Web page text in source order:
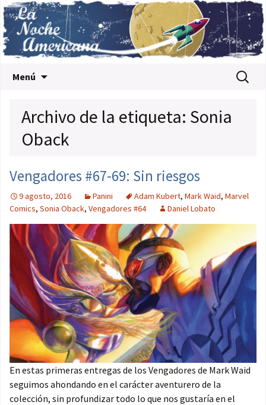
Menú Buscar:
Archivo de la etiqueta: Sonia
Oback
Vengadores #67-69: Sin riesgos
9 agosto, 2016 Panini Adam Kubert, Mark Waid, Marvel
Comics, Sonia Oback, Vengadores #64 Daniel Lobato
En estas primeras entregas de los Vengadores de Mark Waid
seguimos ahondando en el carácter aventurero de la
colección, sin profundizar todo lo que nos gustaría en el